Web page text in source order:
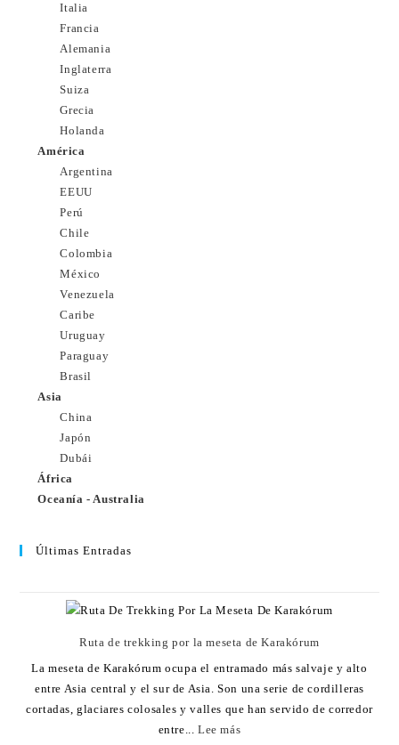
Italia
Francia
Alemania
Inglaterra
Suiza
Grecia
Holanda
América
Argentina
EEUU
Perú
Chile
Colombia
México
Venezuela
Caribe
Uruguay
Paraguay
Brasil
Asia
China
Japón
Dubái
África
Oceanía - Australia
Últimas Entradas
Ruta de trekking por la meseta de Karakórum
La meseta de Karakórum ocupa el entramado más salvaje y alto
entre Asia central y el sur de Asia. Son una serie de cordilleras
cortadas, glaciares colosales y valles que han servido de corredor
entre...Lee más